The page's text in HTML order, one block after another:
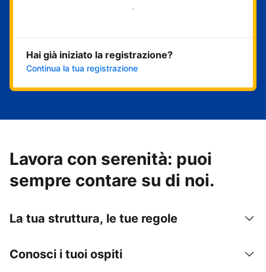
Inizia ora
Hai già iniziato la registrazione?
Continua la tua registrazione
Lavora con serenità: puoi
sempre contare su di noi.
La tua struttura, le tue regole
Conosci i tuoi ospiti